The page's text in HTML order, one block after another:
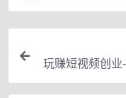
玩赚短视频创业